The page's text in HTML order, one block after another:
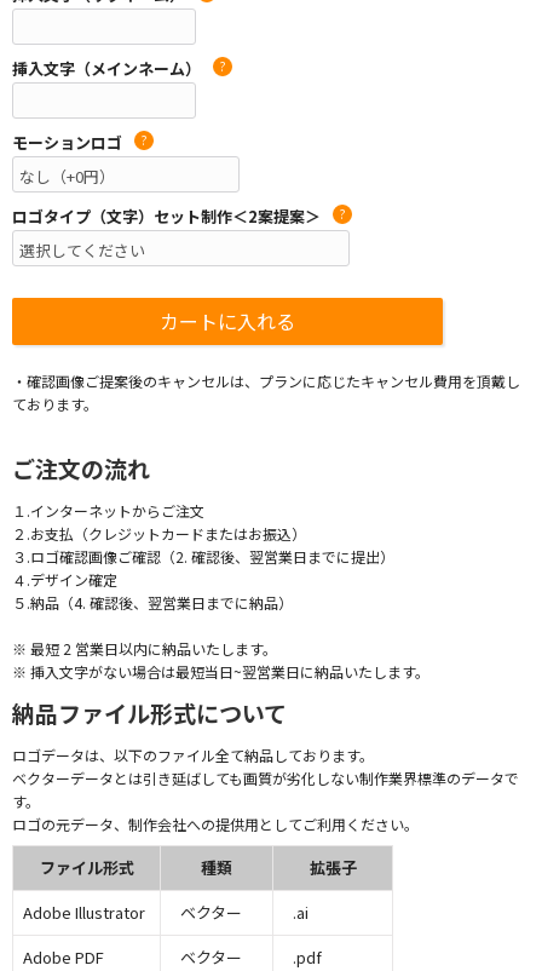
挿入文字（メインネーム） ?
モーションロゴ ?
ロゴタイプ（文字）セット制作＜2案提案＞ ?
・確認画像ご提案後のキャンセルは、プランに応じたキャンセル費用を頂戴し
ております。
ご注文の流れ
１.インターネットからご注文
２.お支払（クレジットカードまたはお振込）
３.ロゴ確認画像ご確認（2. 確認後、翌営業日までに提出）
４.デザイン確定
５.納品（4. 確認後、翌営業日までに納品）
※ 最短 2 営業日以内に納品いたします。
※ 挿入文字がない場合は最短当日~翌営業日に納品いたします。
納品ファイル形式について
ロゴデータは、以下のファイル全て納品しております。
ベクターデータとは引き延ばしても画質が劣化しない制作業界標準のデータで
す。
ロゴの元データ、制作会社への提供用としてご利用ください。
ファイル形式 種類
拡張子
Adobe Illustrator
ベクター
.ai
Adobe PDF
ベクター
.pdf